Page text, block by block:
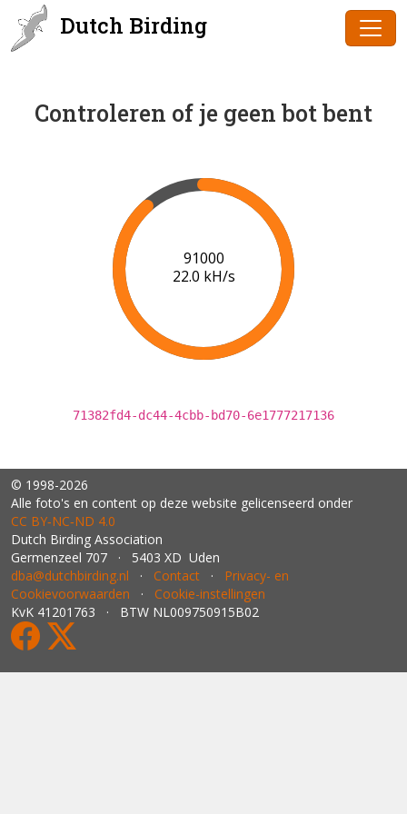
Dutch Birding
Controleren of je geen bot bent
91000
22.0 kH/s
71382fd4-dc44-4cbb-bd70-6e1777217136
© 1998-2026
Alle foto's en content op deze website gelicenseerd onder
CC BY‑NC‑ND 4.0
Dutch Birding Association
Germenzeel 707 · 5403 XD Uden
dba@dutchbirding.nl · Contact · Privacy- en
Cookievoorwaarden · Cookie-instellingen
KvK 41201763 · BTW NL009750915B02